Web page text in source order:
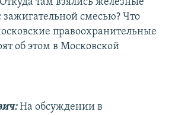
зажигательной смесью? Что
правоохранительные
об этом в Московской
На обсуждении в